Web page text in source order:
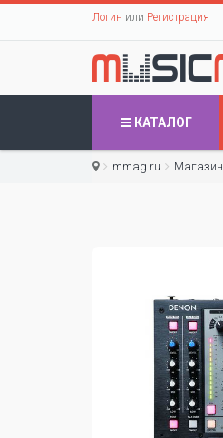
Логин или Регистрация
КАТАЛОГ
mmag.ru Магазин